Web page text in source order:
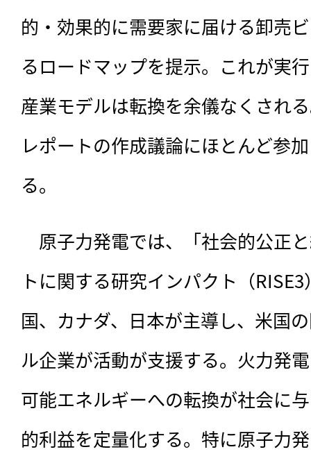
的・効果的に需要家に届ける卸売
るロードマップを提示。これが実
産業モデルは転換を余儀なくされ
レポートの作成議論にほとんど参
る。
原子力発電では、「社会的公正
トに関する研究インパクト（
国、カナダ、日本が主導し、米国
ル企業が活動が支援する。火力発
可能エネルギーへの転換が社会に
的利益を定量化する。特に原子力